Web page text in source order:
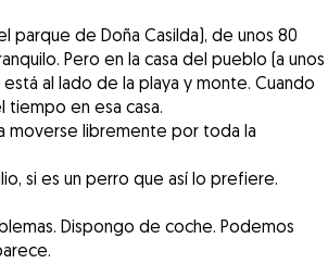
parque de Doña Casilda), de unos 80
Pero en la casa del pueblo (a unos
al lado de la playa y monte. Cuando
tiempo en esa casa.
moverse libremente por toda la
si es un perro que así lo prefiere.
Dispongo de coche. Podemos